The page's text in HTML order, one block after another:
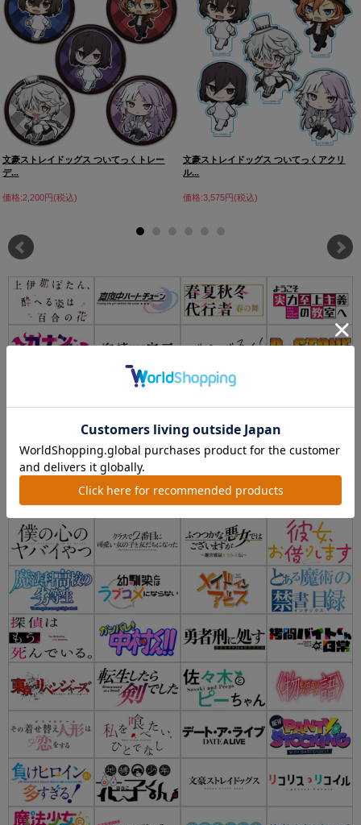
文豪ストレイドッグス ついてっくトレー
デ...
価格:2,200円(税込)
文豪ストレイドッグス ついてっくアクリ
ル...
価格:3,575円(税込)